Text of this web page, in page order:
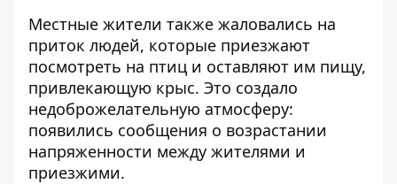
Местные жители также жаловались на
приток людей, которые приезжают
посмотреть на птиц и оставляют им пищу,
привлекающую крыс. Это создало
недоброжелательную атмосферу:
появились сообщения о возрастании
напряженности между жителями и
приезжими.